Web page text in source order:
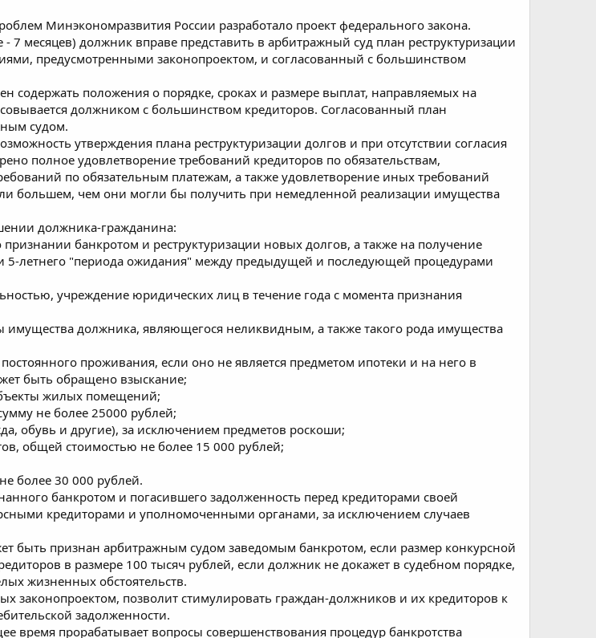
Минэкономразвития России разработало проект федерального закона.
месяцев) должник вправе представить в арбитражный суд план реструктуризации
предусмотренными законопроектом, и согласованный с большинством
содержать положения о порядке, сроках и размере выплат, направляемых на
должником с большинством кредиторов. Согласованный план
судом.
утверждения плана реструктуризации долгов и при отсутствии согласия
полное удовлетворение требований кредиторов по обязательствам,
по обязательным платежам, а также удовлетворение иных требований
большем, чем они могли бы получить при немедленной реализации имущества
должника-гражданина:
банкротом и реструктуризации новых долгов, а также на получение
5-летнего "периода ожидания" между предыдущей и последующей процедурами
учреждение юридических лиц в течение года с момента признания
должника, являющегося неликвидным, а также такого рода имущества
проживания, если оно не является предметом ипотеки и на него в
быть обращено взыскание;
жилых помещений;
не более 25000 рублей;
обувь и другие), за исключением предметов роскоши;
общей стоимостью не более 15 000 рублей;
более 30 000 рублей.
банкротом и погасившего задолженность перед кредиторами своей
кредиторами и уполномоченными органами, за исключением случаев
быть признан арбитражным судом заведомым банкротом, если размер конкурсной
в размере 100 тысяч рублей, если должник не докажет в судебном порядке,
жизненных обстоятельств.
законопроектом, позволит стимулировать граждан-должников и их кредиторов к
задолженности.
время прорабатывает вопросы совершенствования процедур банкротства